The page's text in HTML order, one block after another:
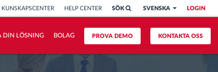
LOGIN
SVENSKA
SÖK
KUNSKAPSCENTER HELP CENTER
KONTAKTA OSS
PROVA DEMO
DIN LÖSNING BOLAG